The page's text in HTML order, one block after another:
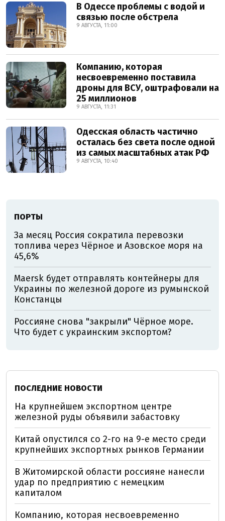
В Одессе проблемы с водой и
связью после обстрела
9 АВГУСТА, 11:00
Компанию, которая
несвоевременно поставила
дроны для ВСУ, оштрафовали на
25 миллионов
9 АВГУСТА, 11:31
Одесская область частично
осталась без света после одной
из самых масштабных атак РФ
9 АВГУСТА, 10:40
ПОРТЫ
За месяц Россия сократила перевозки
топлива через Чёрное и Азовское моря на
45,6%
Maersk будет отправлять контейнеры для
Украины по железной дороге из румынской
Констанцы
Россияне снова "закрыли" Чёрное море.
Что будет с украинским экспортом?
ПОСЛЕДНИЕ НОВОСТИ
На крупнейшем экспортном центре
железной руды объявили забастовку
Китай опустился со 2-го на 9-е место среди
крупнейших экспортных рынков Германии
В Житомирской области россияне нанесли
удар по предприятию с немецким
капиталом
Компанию, которая несвоевременно